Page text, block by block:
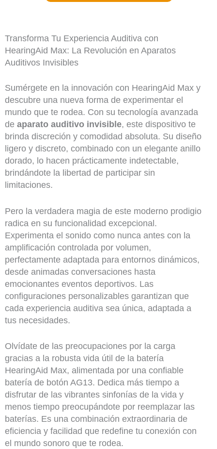
Transforma Tu Experiencia Auditiva con
HearingAid Max: La Revolución en Aparatos
Auditivos Invisibles
Sumérgete en la innovación con HearingAid Max y
descubre una nueva forma de experimentar el
mundo que te rodea. Con su tecnología avanzada
de aparato auditivo invisible, este dispositivo te
brinda discreción y comodidad absoluta. Su diseño
ligero y discreto, combinado con un elegante anillo
dorado, lo hacen prácticamente indetectable,
brindándote la libertad de participar sin
limitaciones.
Pero la verdadera magia de este moderno prodigio
radica en su funcionalidad excepcional.
Experimenta el sonido como nunca antes con la
amplificación controlada por volumen,
perfectamente adaptada para entornos dinámicos,
desde animadas conversaciones hasta
emocionantes eventos deportivos. Las
configuraciones personalizables garantizan que
cada experiencia auditiva sea única, adaptada a
tus necesidades.
Olvídate de las preocupaciones por la carga
gracias a la robusta vida útil de la batería
HearingAid Max, alimentada por una confiable
batería de botón AG13. Dedica más tiempo a
disfrutar de las vibrantes sinfonías de la vida y
menos tiempo preocupándote por reemplazar las
baterías. Es una combinación extraordinaria de
eficiencia y facilidad que redefine tu conexión con
el mundo sonoro que te rodea.